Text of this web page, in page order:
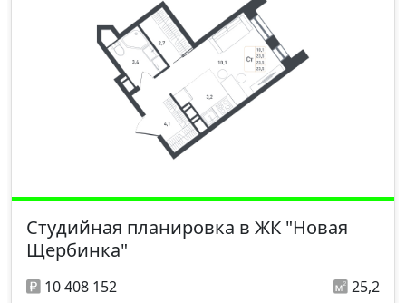
Студийная планировка в ЖК "Новая
Щербинка"
10 408 152 25,2